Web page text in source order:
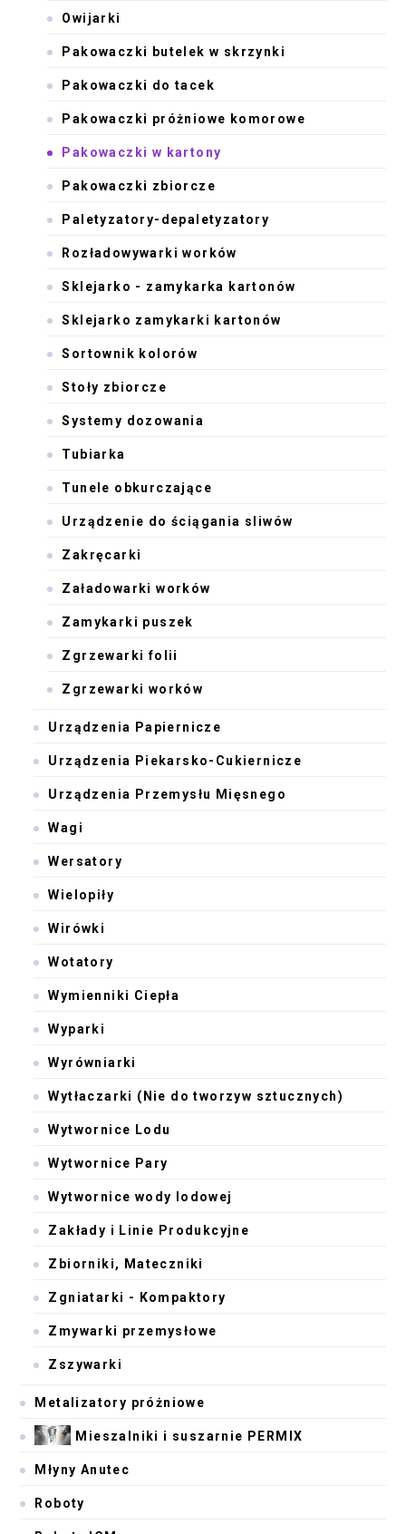
Owijarki
Pakowaczki butelek w skrzynki
Pakowaczki do tacek
Pakowaczki próżniowe komorowe
Pakowaczki w kartony
Pakowaczki zbiorcze
Paletyzatory-depaletyzatory
Rozładowywarki worków
Sklejarko - zamykarka kartonów
Sklejarko zamykarki kartonów
Sortownik kolorów
Stoły zbiorcze
Systemy dozowania
Tubiarka
Tunele obkurczające
Urządzenie do ściągania sliwów
Zakręcarki
Załadowarki worków
Zamykarki puszek
Zgrzewarki folii
Zgrzewarki worków
Urządzenia Papiernicze
Urządzenia Piekarsko-Cukiernicze
Urządzenia Przemysłu Mięsnego
Wagi
Wersatory
Wielopiły
Wirówki
Wotatory
Wymienniki Ciepła
Wyparki
Wyrówniarki
Wytłaczarki (Nie do tworzyw sztucznych)
Wytwornice Lodu
Wytwornice Pary
Wytwornice wody lodowej
Zakłady i Linie Produkcyjne
Zbiorniki, Mateczniki
Zgniatarki - Kompaktory
Zmywarki przemysłowe
Zszywarki
Metalizatory próżniowe
Mieszalniki i suszarnie PERMIX
Młyny Anutec
Roboty